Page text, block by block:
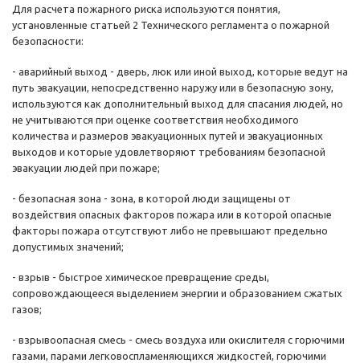
Для расчета пожарного риска используются понятия,
установленные статьей 2 Технического регламента о пожарной
безопасности:
- аварийный выход - дверь, люк или иной выход, которые ведут на
путь эвакуации, непосредственно наружу или в безопасную зону,
используются как дополнительный выход для спасания людей, но
не учитываются при оценке соответствия необходимого
количества и размеров эвакуационных путей и эвакуационных
выходов и которые удовлетворяют требованиям безопасной
эвакуации людей при пожаре;
- безопасная зона - зона, в которой люди защищены от
воздействия опасных факторов пожара или в которой опасные
факторы пожара отсутствуют либо не превышают предельно
допустимых значений;
- взрыв - быстрое химическое превращение среды,
сопровождающееся выделением энергии и образованием сжатых
газов;
- взрывоопасная смесь - смесь воздуха или окислителя с горючими
газами, парами легковоспламеняющихся жидкостей, горючими